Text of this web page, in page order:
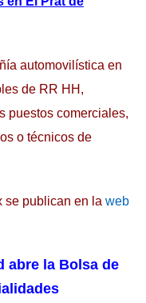
automovilística en
de RR HH,
puestos comerciales,
o técnicos de
se publican en la web
abre la Bolsa de